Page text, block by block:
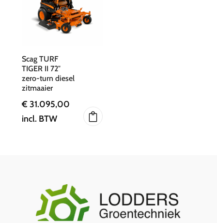
Scag TURF
TIGER II 72″
zero-turn diesel
zitmaaier
€ 31.095,00
incl. BTW